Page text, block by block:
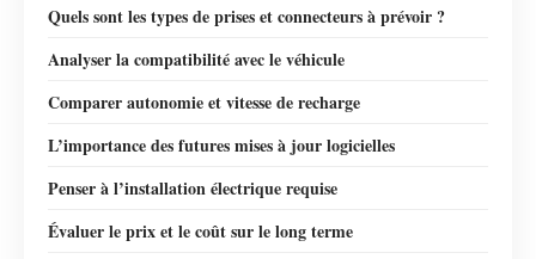
Quels sont les types de prises et connecteurs à prévoir ?
Analyser la compatibilité avec le véhicule
Comparer autonomie et vitesse de recharge
L’importance des futures mises à jour logicielles
Penser à l’installation électrique requise
Évaluer le prix et le coût sur le long terme